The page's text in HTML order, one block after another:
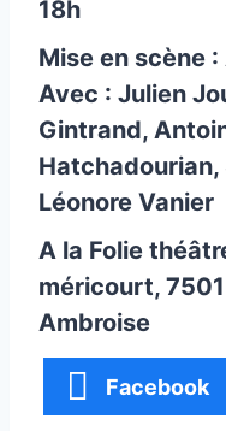
18h
Mise en scène
Avec : Julien
Gintrand,
Hatchadourian,
Léonore Vanier
A la Folie
méricourt,
Ambroise
Facebook